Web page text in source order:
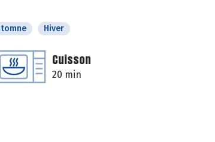
Hiver
Cuisson
20 min